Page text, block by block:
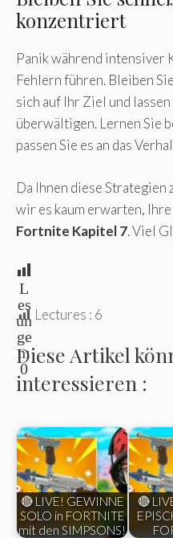
konzentriert
Panik während intensiver
Fehlern führen. Bleiben
sich auf Ihr Ziel und
überwältigen. Lernen Sie
passen Sie es an das
Da Ihnen diese Strategien
wir es kaum erwarten,
Fortnite Kapitel 7. Viel
L
es
un
ge
n:
0
Lectures : 6
Diese Artikel
interessieren :
🔴 LIVE! GEWINNE
SOLO in FORTNITE
mit den SIMPSONS!
🔴